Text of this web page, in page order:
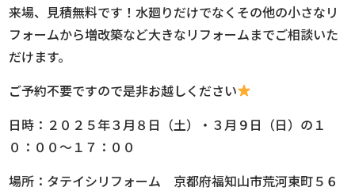
来場、見積無料です！水廻りだけでなくその他の小さなリ
フォームから増改築など大きなリフォームまでご相談いた
だけます。
ご予約不要ですので是非お越しください
日時：２０２５年３月８日（土）・３月９日（日）の１
０：００～１７：００
場所：タテイシリフォーム 京都府福知山市荒河東町５６